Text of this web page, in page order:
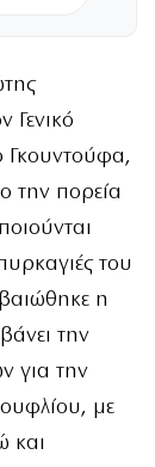
Γενικό
Γκουντούφα,
την πορεία
του
η
την
για την
με
και